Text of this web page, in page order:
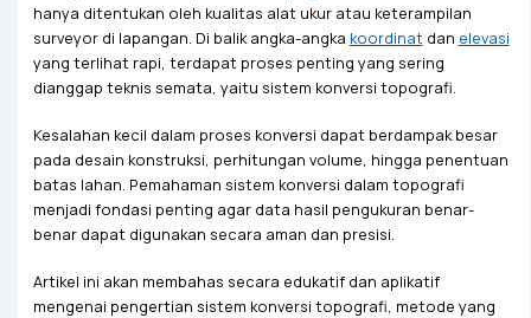
hanya ditentukan oleh kualitas alat ukur atau keterampilan
surveyor di lapangan. Di balik angka-angka koordinatdan elevasi
yang terlihat rapi, terdapat proses penting yang sering
dianggap teknis semata, yaitu sistem konversi topografi.
Kesalahan kecil dalam proses konversi dapat berdampak besar
pada desain konstruksi, perhitungan volume, hingga penentuan
batas lahan. Pemahaman sistem konversi dalam topografi
menjadi fondasi penting agar data hasil pengukuran benar-
benar dapat digunakan secara aman dan presisi.
Artikel ini akan membahas secara edukatif dan aplikatif
mengenai pengertian sistem konversi topografi, metode yang